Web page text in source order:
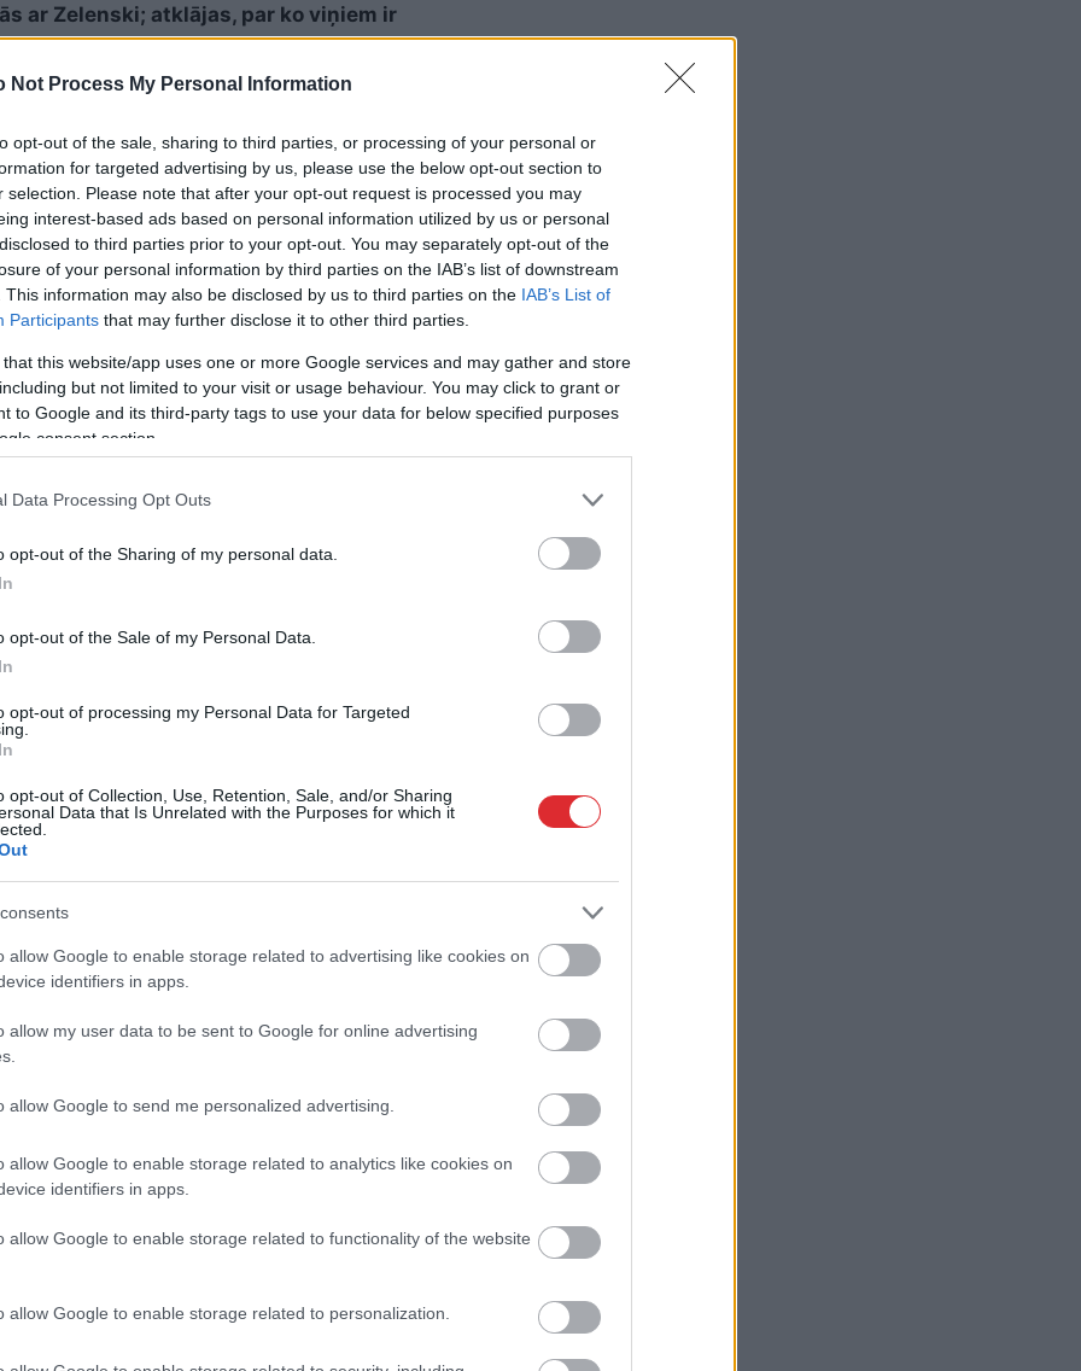
Not Process My Personal Information
opt-out of the sale, sharing to third parties, or processing of your personal or
for targeted advertising by us, please use the below opt-out section to
selection. Please note that after your opt-out request is processed you may
interest-based ads based on personal information utilized by us or personal
to third parties prior to your opt-out. You may separately opt-out of the
of your personal information by third parties on the IAB’s list of downstream
This information may also be disclosed by us to third parties on the IAB’s List of
Participants that may further disclose it to other third parties.
that this website/app uses one or more Google services and may gather and store
but not limited to your visit or usage behaviour. You may click to grant or
to Google and its third-party tags to use your data for below specified purposes
consent section.
Data Processing Opt Outs
opt-out of the Sharing of my personal data.
opt-out of the Sale of my Personal Data.
opt-out of processing my Personal Data for Targeted
opt-out of Collection, Use, Retention, Sale, and/or Sharing
Data that Is Unrelated with the Purposes for which it
allow Google to enable storage related to advertising like cookies on
identifiers in apps.
allow my user data to be sent to Google for online advertising
allow Google to send me personalized advertising.
allow Google to enable storage related to analytics like cookies on
identifiers in apps.
allow Google to enable storage related to functionality of the website
allow Google to enable storage related to personalization.
ar Zelenski; atklājas, par ko viņiem ir
citas ziņas
lielo burtu, ciparu un simbolu, tad
vai ne? Diemžēl tā ir viena no pirmajām
kurš vēlas ielauzties cita kontā. Ja domāji, ka
to nomainīt.
ziņās Pievienot